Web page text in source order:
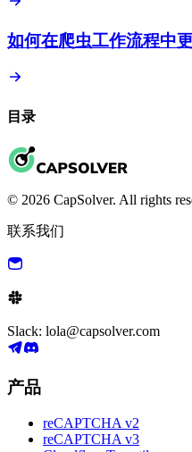
如何在爬虫工作流程中
目录
© 2026 CapSolver. All rights
联系我们
Slack: lola@capsolver.com
产品
reCAPTCHA v2
reCAPTCHA v3